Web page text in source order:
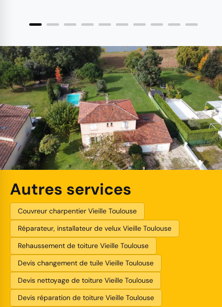
Autres services
Couvreur charpentier Vieille Toulouse
Réparateur, installateur de velux Vieille Toulouse
Rehaussement de toiture Vieille Toulouse
Devis changement de tuile Vieille Toulouse
Devis nettoyage de toiture Vieille Toulouse
Devis réparation de toiture Vieille Toulouse